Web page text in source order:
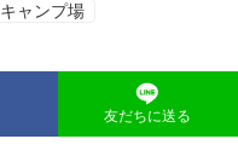
キャンプ場
友だちに送る